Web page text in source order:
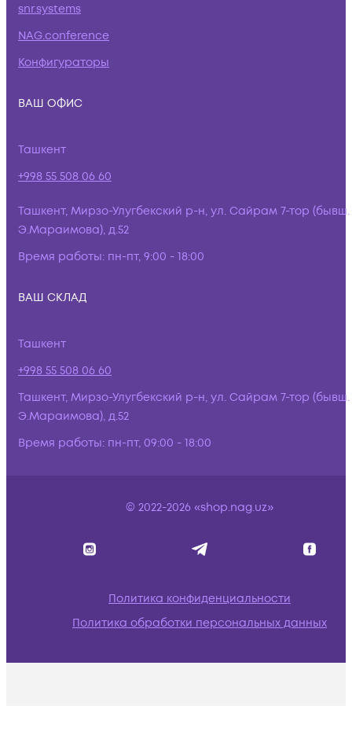
snr.systems
NAG.conference
Конфигураторы
ВАШ ОФИС
Ташкент
+998 55 508 06 60
Ташкент, Мирзо-Улугбекский р-н, ул. Сайрам 7-тор (бывш.
Э.Мараимова), д.52
Время работы: пн-пт, 9:00 - 18:00
ВАШ СКЛАД
Ташкент
+998 55 508 06 60
Ташкент, Мирзо-Улугбекский р-н, ул. Сайрам 7-тор (бывш.
Э.Мараимова), д.52
Время работы: пн-пт, 09:00 - 18:00
© 2022-2026 «shop.nag.uz»
Политика конфиденциальности
Политика обработки персональных данных